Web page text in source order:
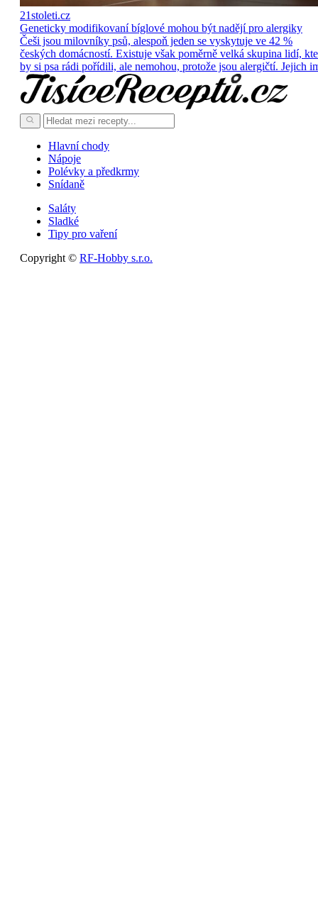
21stoleti.cz
Geneticky modifikovaní bíglové mohou být nadějí pro alergiky
Češi jsou milovníky psů, alespoň jeden se vyskytuje ve 42 %
českých domácností. Existuje však poměrně velká skupina lidí,
by si psa rádi pořídili, ale nemohou, protože jsou alergičtí. Jejich
Hlavní chody
Nápoje
Polévky a předkrmy
Snídaně
Saláty
Sladké
Tipy pro vaření
Copyright © RF-Hobby s.r.o.